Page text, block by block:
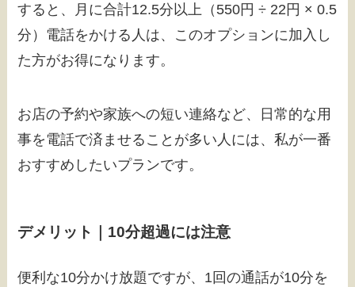
すると、月に合計12.5分以上（550円 ÷ 22円 × 0.5
分）電話をかける人は、このオプションに加入し
た方がお得になります。
お店の予約や家族への短い連絡など、日常的な用
事を電話で済ませることが多い人には、私が一番
おすすめしたいプランです。
デメリット｜10分超過には注意
便利な10分かけ放題ですが、1回の通話が10分を